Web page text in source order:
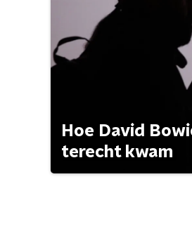
Hoe David
terecht kwam